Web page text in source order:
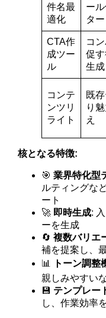
件名最
適化
ー
タ
CTA作
成ツー
ル
コ
促
生成
コンテ
ンツリ
ライト
既
り
え
核となる特徴:
🎯業界特化型
ルティングな
ート
🚀 即時生成:
ーを生成
🔄複数バリエ
補を提案し、
📊
トーン調整
親しみやすい
💾 テンプレー
し、作業効率